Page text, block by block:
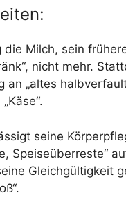
die Milch, sein
nicht mehr.
an „altes
seine
Speiseüberreste“
Gleichgültigkeit